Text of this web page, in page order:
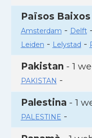
Països Baixos
Amsterdam - Delft-
Leiden - Lelystad -
Pakistan - 1
PAKISTAN -
Palestina - 1
PALESTINE -